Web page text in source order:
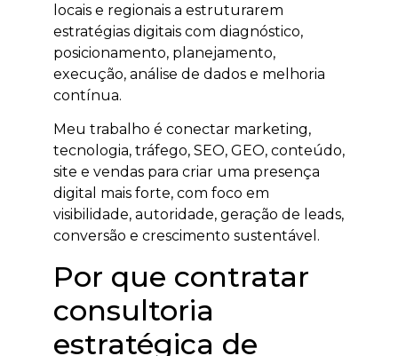
locais e regionais a estruturarem
estratégias digitais com diagnóstico,
posicionamento, planejamento,
execução, análise de dados e melhoria
contínua.
Meu trabalho é conectar marketing,
tecnologia, tráfego, SEO, GEO, conteúdo,
site e vendas para criar uma presença
digital mais forte, com foco em
visibilidade, autoridade, geração de leads,
conversão e crescimento sustentável.
Por que contratar
consultoria
estratégica de